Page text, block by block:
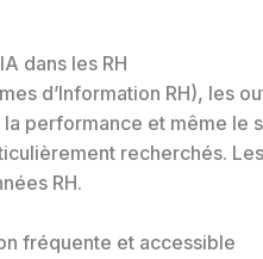
dans les RH
d’Information RH), les
la performance et même
recherchés.
RH.
fréquente et accessible